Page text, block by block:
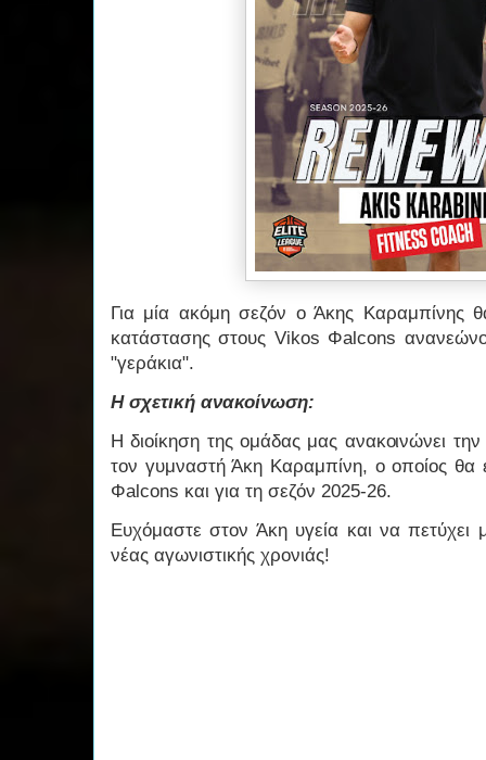
Για μία ακόμη σεζόν ο Άκης Καραμπίνης
κατάστασης στους Vikos Φalcons
"γεράκια".
Η σχετική ανακοίνωση:
Η διοίκηση της ομάδας μας ανακοινώνει
τον γυμναστή Άκη Καραμπίνη, ο οποίος θα
Φalcons και για τη σεζόν 2025-26.
Ευχόμαστε στον Άκη υγεία και να πετύχει
νέας αγωνιστικής χρονιάς!